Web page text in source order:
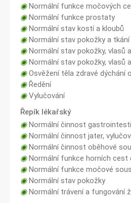
◉Normální funkce močových
◉Normální funkce prostaty
◉Normální stav kostí a kloubů
◉Normální stav pokožky a tkání
◉Normální stav pokožky, vlasů
◉Normální stav pokožky, vlasů
◉Osvěžení těla zdravé dýchání
◉Ředění
◉Vylučování
Řepík lékařský
◉Normální činnost
◉Normální činnost jater,
◉Normální činnost oběhové
◉Normální funkce horních cest
◉Normální funkce močové
◉Normální stav pokožky
◉Normální trávení a fungování